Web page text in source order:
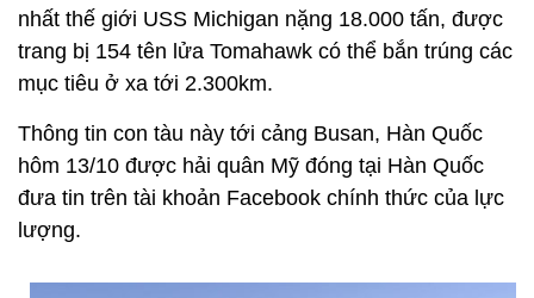
nhất thế giới USS Michigan nặng 18.000 tấn, được
trang bị 154 tên lửa Tomahawk có thể bắn trúng các
mục tiêu ở xa tới 2.300km.
Thông tin con tàu này tới cảng Busan, Hàn Quốc
hôm 13/10 được hải quân Mỹ đóng tại Hàn Quốc
đưa tin trên tài khoản Facebook chính thức của lực
lượng.